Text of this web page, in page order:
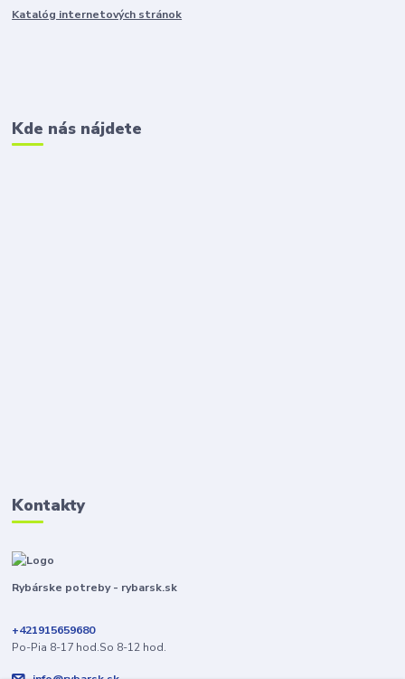
Katalóg internetových stránok
Kde nás nájdete
Kontakty
Rybárske potreby - rybarsk.sk
+421915659680
Po-Pia 8-17 hod.So 8-12 hod.